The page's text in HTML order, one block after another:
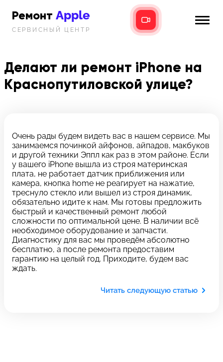
Ремонт Apple
СЕРВИСНЫЙ ЦЕНТР
iPad
MacBook
Новости
i-info
Телефон:
+7 (812) 409-39-75
Адрес:
8 Красноармейская, 18
Режим работы:
c 10:00 до 21:00
Связаться с нами
Делают ли ремонт iPhone на
Краснопутиловской улице?
Очень рады будем видеть вас в нашем сервисе. Мы
занимаемся починкой айфонов, айпадов, макбуков
и другой техники Эппл как раз в этом районе. Если
у вашего iPhone вышла из строя материнская
плата, не работает датчик приближения или
камера, кнопка home не реагирует на нажатие,
треснуло стекло или вышел из строя динамик,
обязательно идите к нам. Мы готовы предложить
быстрый и качественный ремонт любой
сложности по оптимальной цене. В наличии всё
необходимое оборудование и запчасти.
Диагностику для вас мы проведём абсолютно
бесплатно, а после ремонта предоставим
гарантию на целый год. Приходите, будем вас
ждать.
Читать следующую статью
Задать вопрос
Оставьте свой